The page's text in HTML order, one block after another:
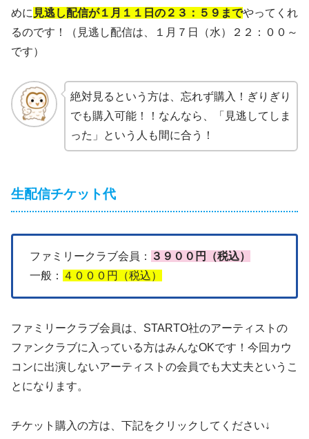
めに 見逃し配信が１月１１日の２３：５９までやってくれ
るのです！（見逃し配信は、１月７日（水）２２：００～
です）
絶対見るという方は、忘れず購入！ぎりぎり
でも購入可能！！なんなら、「見逃してしま
った」という人も間に合う！
生配信チケット代
ファミリークラブ会員：
３９００円（税込）
一般： ４０００円（税込）
ファミリークラブ会員は、STARTO社のアーティストの
ファンクラブに入っている方はみんなOKです！今回カウ
コンに出演しないアーティストの会員でも大丈夫というこ
とになります。
チケット購入の方は、下記をクリックしてください↓